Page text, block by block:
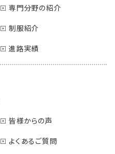
専門分野の紹介
制服紹介
進路実績
皆様からの声
よくあるご質問